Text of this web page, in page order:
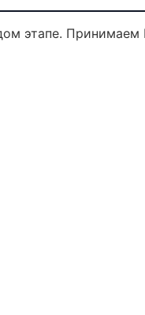
этапе. Принимаем